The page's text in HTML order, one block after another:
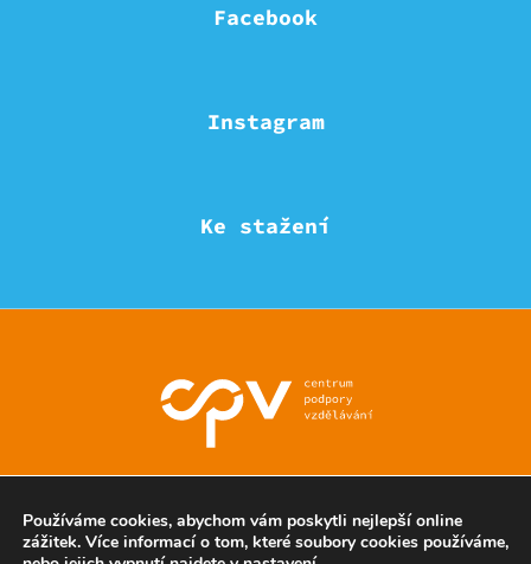
Facebook
Instagram
Ke stažení
Používáme cookies, abychom vám poskytli nejlepší online
zážitek. Více informací o tom, které soubory cookies používáme,